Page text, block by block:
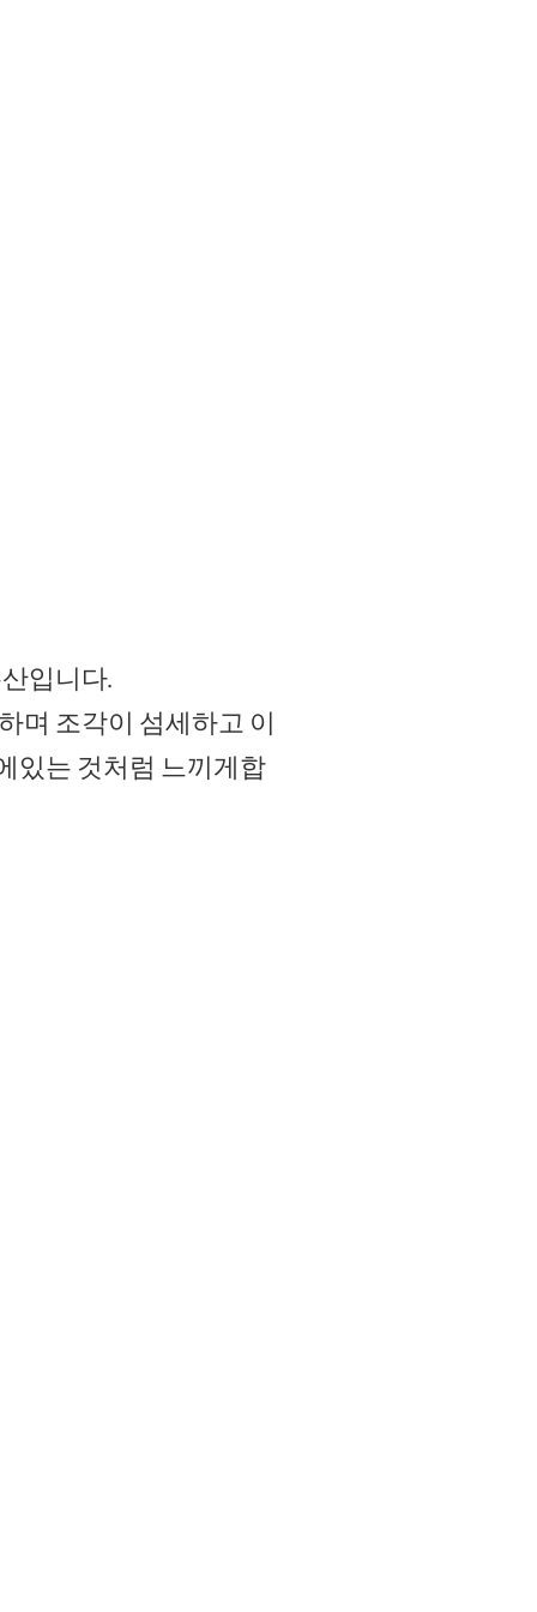
입니다.
며 조각이 섬세하고 이
있는 것처럼 느끼게합